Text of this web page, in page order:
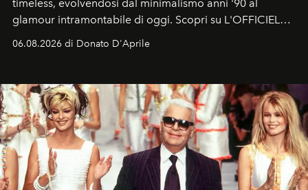
timeless, evolvendosi dal minimalismo anni '90 al
glamour intramontabile di oggi. Scopri su L'OFFICIEL
Italia la sua style evolution.
06.08.2026 di Donato D'Aprile